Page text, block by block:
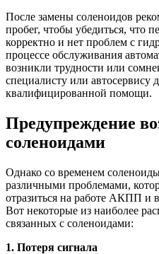
После замены соленоидов
пробег, чтобы убедиться, что
корректно и нет проблем с
процессе обслуживания
возникли трудности или
специалисту или автосервису
квалифицированной помощи.
Предупреждение
соленоидами
Однако со временем
различными проблемами,
отразиться на работе АКПП и
Вот некоторые из наиболее
связанных с соленоидами:
1. Потеря сигнала